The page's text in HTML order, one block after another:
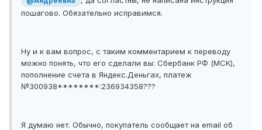
пошагово. Обязательно исправимся.
Ну и к вам вопрос, с таким комментарием к переводу
можно понять, что его сделали вы: Сбербанк РФ (МСК),
пополнение счета в Яндекс.Деньгах, платеж
№300938********:236934358???
Я думаю нет. Обычно, покупатель сообщает на email об